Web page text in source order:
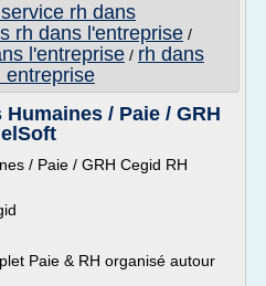
rh dans
rh dans l'entreprise /
l'entreprise / rh dans
entreprise
/ Paie / GRH
/ Paie / GRH Cegid RH
Paie & RH organisé autour